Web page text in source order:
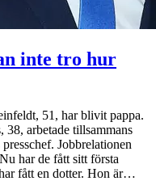
inte tro hur
51, har blivit pappa.
arbetade tillsammans
Jobbrelationen
har de fått sitt första
fått en dotter. Hon är…